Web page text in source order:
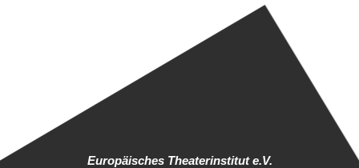
Europäisches Theaterinstitut e.V.